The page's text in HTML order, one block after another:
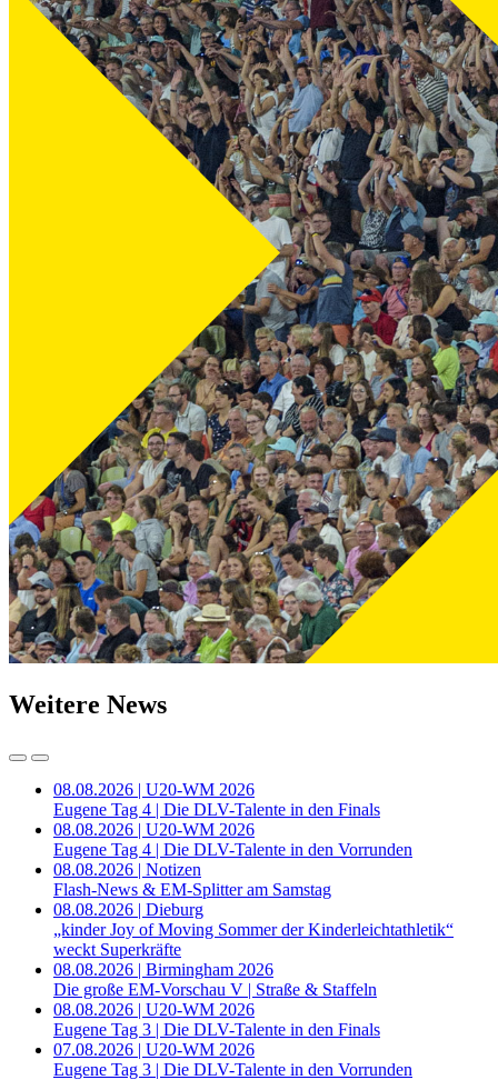
Weitere News
08.08.2026 | U20-WM 2026
Eugene Tag 4 | Die DLV-Talente in den Finals
08.08.2026 | U20-WM 2026
Eugene Tag 4 | Die DLV-Talente in den Vorrunden
08.08.2026 | Notizen
Flash-News & EM-Splitter am Samstag
08.08.2026 | Dieburg
„kinder Joy of Moving Sommer der Kinderleichtathletik“
weckt Superkräfte
08.08.2026 | Birmingham 2026
Die große EM-Vorschau V | Straße & Staffeln
08.08.2026 | U20-WM 2026
Eugene Tag 3 | Die DLV-Talente in den Finals
07.08.2026 | U20-WM 2026
Eugene Tag 3 | Die DLV-Talente in den Vorrunden